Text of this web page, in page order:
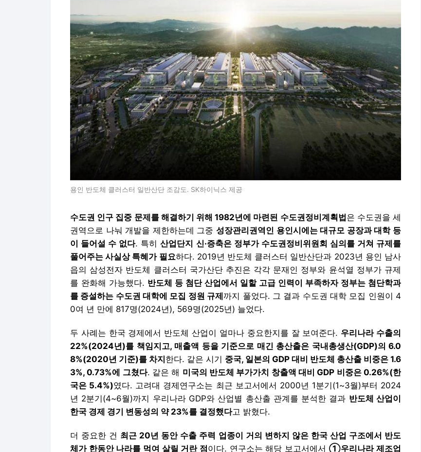
용인 반도체 클러스터 일반산단 조감도. SK하이닉스 제공
수도권 인구 집중 문제를 해결하기 위해 1982년에 마련된 수도권정비계획법 은 수도권을 세
권역으로 나눠 개발을 제한하는데 그중 성장관리권역인 용인시에는 대규모 공장과 대학 등
이 들어설 수 없다. 특히산업단지 신·증축은 정부가 수도권정비위원회 심의를 거쳐 규제를
풀어주는 사실상 특혜가 필요하다. 2019년 반도체 클러스터 일반산단과 2023년 용인 남사
읍의 삼성전자 반도체 클러스터 국가산단 추진은 각각 문재인 정부와 윤석열 정부가 규제
를 완화해 가능했다. 반도체 등 첨단 산업에서 일할 고급 인력이 부족하자 정부는 첨단학과
를 증설하는 수도권 대학에 모집 정원 규제 까지 풀었다. 그 결과 수도권 대학 모집 인원이 4
0여 년 만에 817명(2024년), 569명(2025년) 늘었다.
두 사례는 한국 경제에서 반도체 산업이 얼마나 중요한지를 잘 보여준다. 우리나라 수출의
22%(2024년)를 책임지고, 매출액 등을 기준으로 매긴 총산출은 국내총생산(GDP)의 6.0
8%(2020년 기준)를 차지 한다. 같은 시기 중국, 일본의 GDP 대비 반도체 총산출 비중은 1.6
3%, 0.73%에 그쳤다. 같은 해 미국의 반도체 부가가치 창출액 대비 GDP 비중은 0.26%(한
국은 5.4%)였다. 고려대 경제연구소는 최근 보고서에서 2000년 1분기(1~3월)부터 2024
년 2분기(4~6월)까지 우리나라 GDP와 산업별 총산출 관계를 분석한 결과 반도체 산업이
한국 경제 경기 변동성의 약 23%를 결정했다고 밝혔다.
더 중요한 건 최근 20년 동안 수출 주력 업종이 거의 변하지 않은 한국 산업 구조에서 반도
체가 한동안 나라를 먹여 살릴 거란 점이다. 연구소는 해당 보고서에서 ①우리나라 제조업